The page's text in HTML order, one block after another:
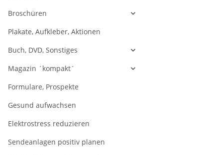
Broschüren
Plakate, Aufkleber, Aktionen
Buch, DVD, Sonstiges
Magazin ´kompakt´
Formulare, Prospekte
Gesund aufwachsen
Elektrostress reduzieren
Sendeanlagen positiv planen